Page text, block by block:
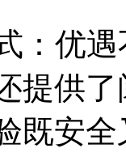
：优
提供
既安